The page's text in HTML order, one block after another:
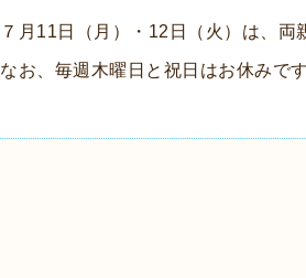
７月11日（月）・12日（火）は、両
なお、毎週木曜日と祝日はお休みで